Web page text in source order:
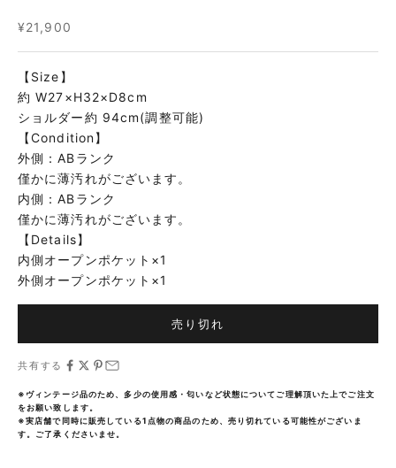
セール価格
¥21,900
【Size】
約 W27×H32×D8cm
ショルダー約 94cm(調整可能)
【Condition】
外側：ABランク
僅かに薄汚れがございます。
内側：ABランク
僅かに薄汚れがございます。
【Details】
内側オープンポケット×1
外側オープンポケット×1
売り切れ
共有する
※ヴィンテージ品のため、多少の使用感・匂いなど状態についてご理解頂いた上でご注文
をお願い致します。
※実店舗で同時に販売している1点物の商品のため、売り切れている可能性がございま
す。ご了承くださいませ。